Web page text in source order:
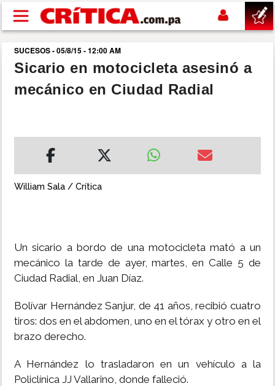
Pasar al contenido principal
buscar
SUCESOS
POLÍTICA
SHOW
MUNDO
MULTIMEDIA
IMPRESO
SUCESOS - 05/8/15 - 12:00 AM
Sicario en motocicleta asesinó a
mecánico en Ciudad Radial
William Sala / Crítica
Un sicario a bordo de una motocicleta mató a un
mecánico la tarde de ayer, martes, en Calle 5 de
Ciudad Radial, en Juan Díaz.
Bolívar Hernández Sanjur, de 41 años, recibió cuatro
tiros: dos en el abdomen, uno en el tórax y otro en el
brazo derecho.
A Hernández lo trasladaron en un vehículo a la
Policlínica JJ Vallarino, donde falleció.